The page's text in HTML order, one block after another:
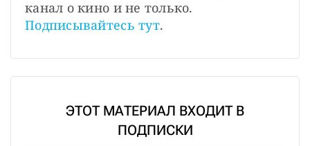
Подписывайтесь тут.
ЭТОТ МАТЕРИАЛ ВХОДИТ В
ПОДПИСКИ